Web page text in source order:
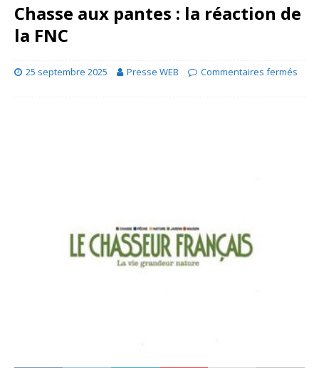
Chasse aux pantes : la réaction de
la FNC
25 septembre 2025 Presse WEB Commentaires fermés